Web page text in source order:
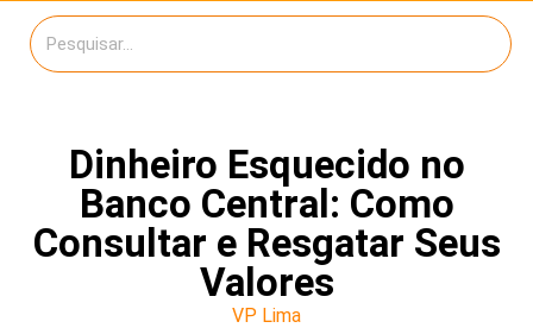
Dinheiro Esquecido no
Banco Central: Como
Consultar e Resgatar Seus
Valores
VP Lima